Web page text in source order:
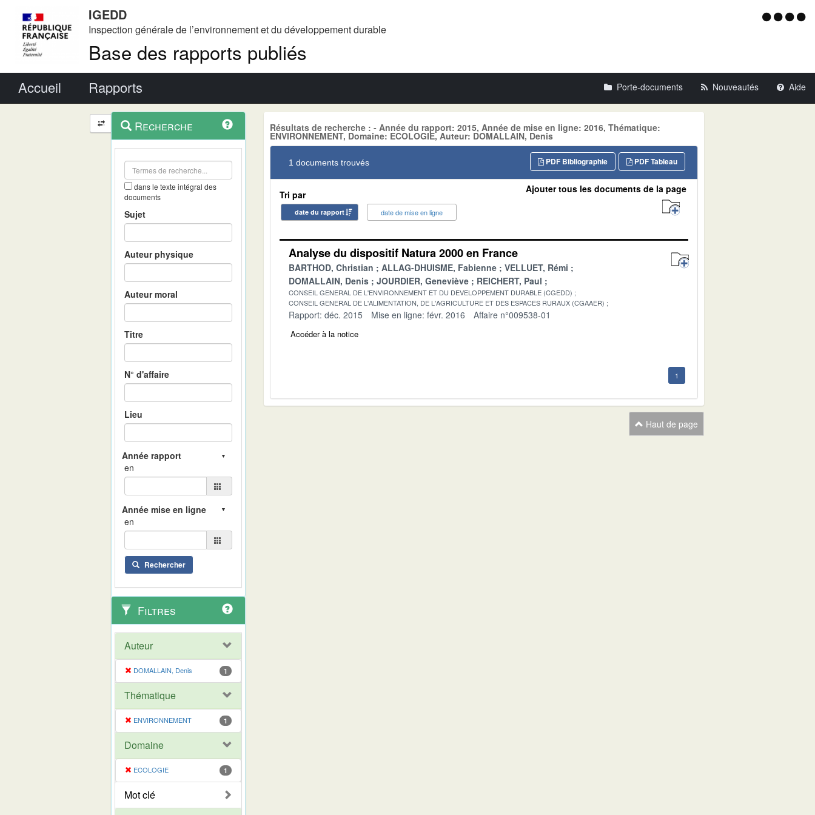
IGEDD
Inspection générale de l’environnement et du développement durable
Base des rapports publiés
Menu
Accueil Rapports Porte-documents Nouveautés Aide
Navigation
et
outils
contextuel
Recherche
dans le texte intégral des
documents
Sujet
Auteur physique
Auteur moral
Titre
N° d'affaire
Lieu
en
en
Rechercher
Filtres
Auteur
DOMALLAIN, Denis 1
Thématique
ENVIRONNEMENT 1
Domaine
ECOLOGIE 1
Mot clé
Résultats de recherche : - Année du rapport: 2015, Année de mise en ligne: 2016, Thématique:
ENVIRONNEMENT, Domaine: ECOLOGIE, Auteur: DOMALLAIN, Denis
1 documents trouvés PDF Tableau
PDF Bibliographie
Tri par
date du rapport date de mise en ligne
Ajouter tous les documents de la page
Analyse du dispositif Natura 2000 en France
BARTHOD, Christian ALLAG-DHUISME, Fabienne
VELLUET, Rémi
DOMALLAIN, Denis
JOURDIER, Geneviève REICHERT, Paul
CONSEIL GENERAL DE L'ENVIRONNEMENT ET DU DEVELOPPEMENT DURABLE (CGEDD)
CONSEIL GENERAL DE L'ALIMENTATION, DE L'AGRICULTURE ET DES ESPACES RURAUX (CGAAER)
Rapport: déc. 2015 Mise en ligne: févr. 2016 Affaire n°009538-01
Accéder à la notice
1
Haut de page